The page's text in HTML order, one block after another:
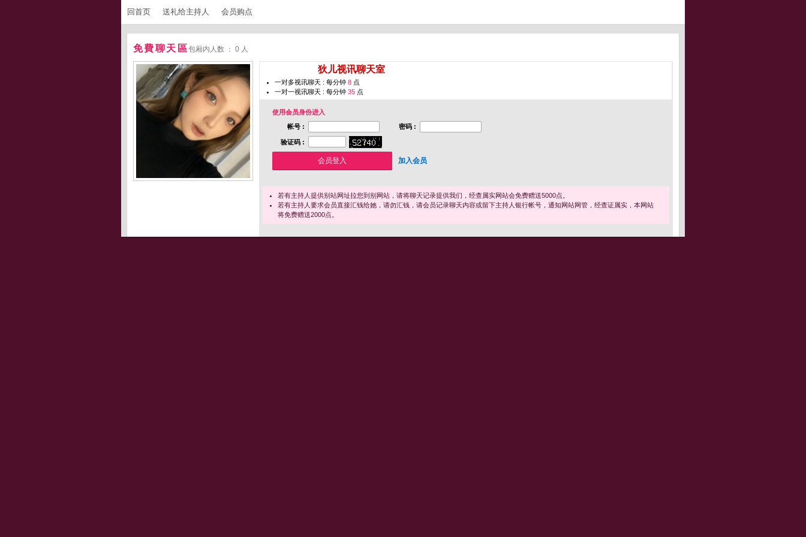
回首页 送礼给主持人 会员购点
免費聊天區包厢内人数 ： 0 人
狄儿视讯聊天室
一对多视讯聊天 : 每分钟 8 点
一对一视讯聊天 : 每分钟 35 点
使用会员身份进入
帐号 :
密码 :
验证码 :
加入会员
若有主持人提供别站网址拉您到别网站，请将聊天记录提供我们，经查属实网站会免费赠送5000点。
若有主持人要求会员直接汇钱给她，请勿汇钱，请会员记录聊天内容或留下主持人银行帐号，通知网站网管，经查证属实，本网站
将免费赠送2000点。